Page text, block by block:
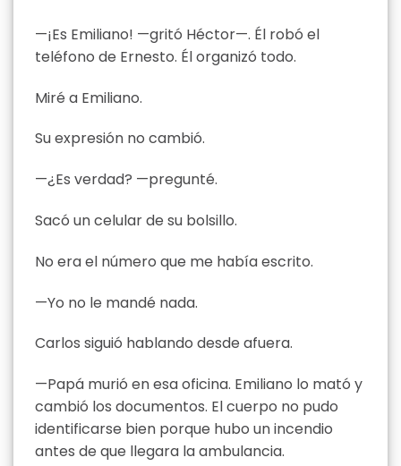
—¡Es Emiliano! —gritó Héctor—. Él robó el
teléfono de Ernesto. Él organizó todo.
Miré a Emiliano.
Su expresión no cambió.
—¿Es verdad? —pregunté.
Sacó un celular de su bolsillo.
No era el número que me había escrito.
—Yo no le mandé nada.
Carlos siguió hablando desde afuera.
—Papá murió en esa oficina. Emiliano lo mató y
cambió los documentos. El cuerpo no pudo
identificarse bien porque hubo un incendio
antes de que llegara la ambulancia.